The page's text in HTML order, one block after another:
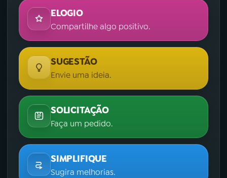
ELOGIO
Compartilhe algo positivo.
SUGESTÃO
Envie uma ideia.
SOLICITAÇÃO
Faça um pedido.
SIMPLIFIQUE
Sugira melhorias.